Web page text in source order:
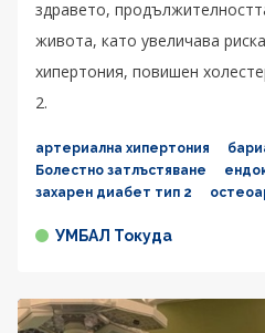
здравето,
живота, като увеличава
хипертония, повишен
2.
артериална хипертония
Болестно затлъстяване
захарен диабет тип 2
УМБАЛ Токуда